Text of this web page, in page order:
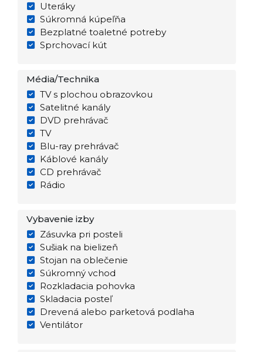
Uteráky
Súkromná kúpeľňa
Bezplatné toaletné potreby
Sprchovací kút
Média/Technika
TV s plochou obrazovkou
Satelitné kanály
DVD prehrávač
TV
Blu-ray prehrávač
Káblové kanály
CD prehrávač
Rádio
Vybavenie izby
Zásuvka pri posteli
Sušiak na bielizeň
Stojan na oblečenie
Súkromný vchod
Rozkladacia pohovka
Skladacia posteľ
Drevená alebo parketová podlaha
Ventilátor